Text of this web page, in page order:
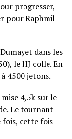
progresser,
pour Raphmil
dans les
le HJ colle. En
4500 jetons.
4,5k sur le
Le tournant
fois, cette fois